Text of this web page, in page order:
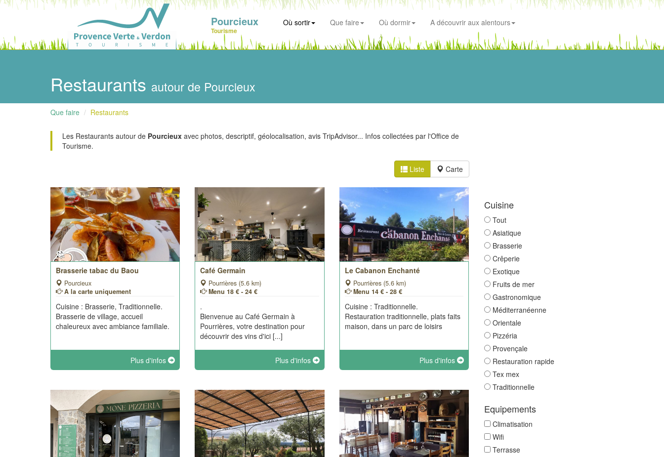
Pourcieux
Tourisme
Où sortir Que faire Où dormir A découvrir aux alentours
Restaurants autour de Pourcieux
Que faire Restaurants
Les Restaurants autour de Pourcieux avec photos, descriptif, géolocalisation, avis TripAdvisor... Infos collectées par l'Office de
Tourisme.
Liste Carte
Brasserie tabac du Baou
Pourcieux
A la carte uniquement
Cuisine : Brasserie, Traditionnelle.
Brasserie de village, accueil
chaleureux avec ambiance familiale.
Plus d'infos
Café Germain
Pourrières (5.6 km)
Menu 18 € - 24 €
.
Bienvenue au Café Germain à
Pourrières, votre destination pour
découvrir des vins d'ici [...]
Plus d'infos
Le Cabanon Enchanté
Pourrières (5.6 km)
Menu 14 € - 28 €
Cuisine : Traditionnelle.
Restauration traditionnelle, plats faits
maison, dans un parc de loisirs
Plus d'infos
Cuisine
Tout
Asiatique
Brasserie
Crêperie
Exotique
Fruits de mer
Gastronomique
Méditerranéenne
Orientale
Pizzéria
Provençale
Restauration rapide
Tex mex
Traditionnelle
Equipements
Climatisation
Wifi
Terrasse